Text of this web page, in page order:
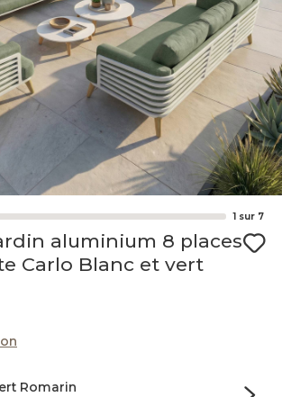
1 sur 7
aluminium 8 places
Carlo Blanc et vert
Romarin